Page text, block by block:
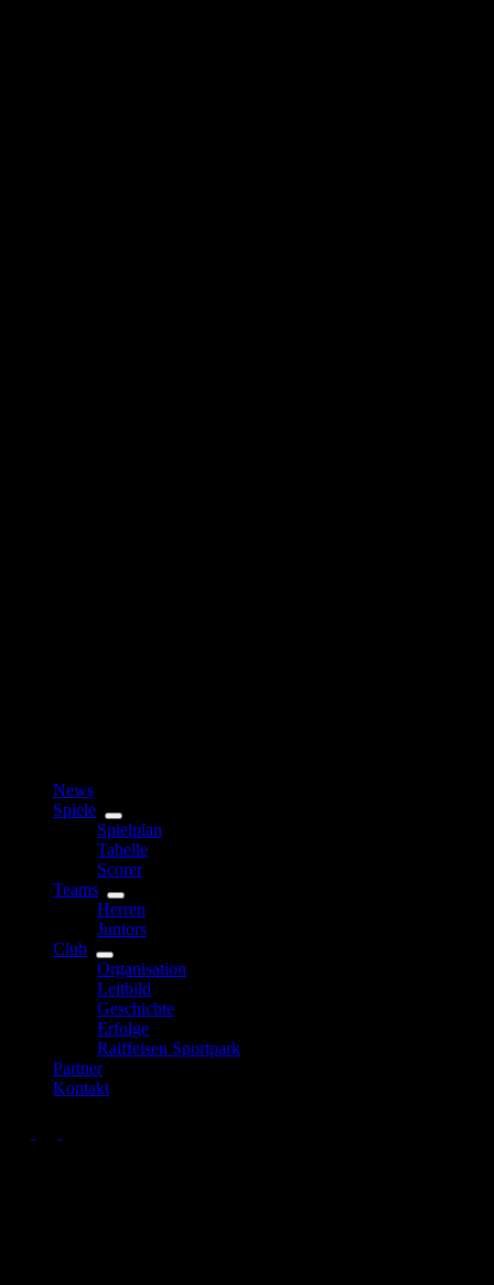
News
Spiele
Spielplan
Tabelle
Scorer
Teams
Herren
Juniors
Club
Organisation
Leitbild
Geschichte
Erfolge
Raiffeisen Sportpark
Partner
Kontakt